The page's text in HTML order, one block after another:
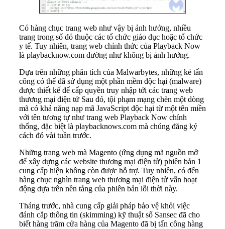
Có hàng chục trang web như vậy bị ảnh hưởng, nhiều
trang trong số đó thuộc các tổ chức giáo dục hoặc tổ chức
y tế. Tuy nhiên, trang web chính thức của Playback Now
là playbacknow.com dường như không bị ảnh hưởng.
Dựa trên những phân tích của Malwarbytes, những kẻ tấn
công có thể đã sử dụng một phần mềm độc hại (malware)
được thiết kế để cấp quyền truy nhập tới các trang web
thương mại điện tử Sau đó, tội phạm mạng chèn một dòng
mã có khả năng nạp mã JavaScript độc hại từ một tên miền
với tên tương tự như trang web Playback Now chính
thống, đặc biệt là playbacknows.com mà chúng đăng ký
cách đó vài tuần trước.
Những trang web mà Magento (ứng dụng mã nguồn mở
để xây dựng các website thương mại điện tử) phiên bản 1
cung cấp hiện không còn được hỗ trợ. Tuy nhiên, có đến
hàng chục nghìn trang web thương mại điện tử vẫn hoạt
động dựa trên nền tảng của phiên bản lỗi thời này.
Tháng trước, nhà cung cấp giải pháp bảo vệ khỏi việc
đánh cắp thông tin (skimming) kỹ thuật số Sansec đã cho
biết hàng trăm cửa hàng của Magento đã bị tấn công hàng